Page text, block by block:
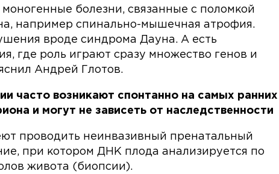
болезни, связанные с поломкой
например спинально-мышечная атрофия.
вроде синдрома Дауна. А есть
где роль играют сразу множество генов и
Андрей Глотов.
часто возникают спонтанно на самых ранних
и могут не зависеть от наследственности
проводить неинвазивный пренатальный
при котором ДНК плода анализируется по
живота (биопсии).